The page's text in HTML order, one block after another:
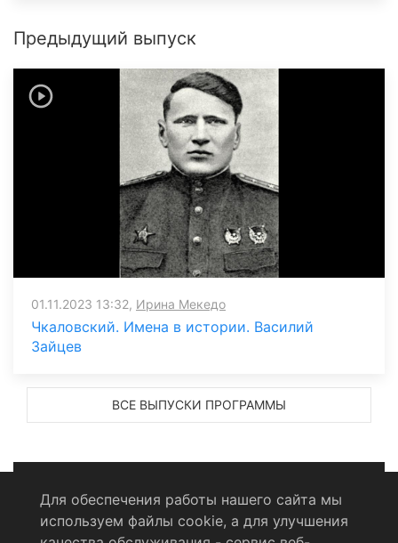
Предыдущий выпуск
01.11.2023 13:32, Ирина Мекедо
Чкаловский. Имена в истории. Василий
Зайцев
ВСЕ ВЫПУСКИ ПРОГРАММЫ
Политика конфиденциальности
Для обеспечения работы нашего сайта мы
используем файлы cookie, а для улучшения